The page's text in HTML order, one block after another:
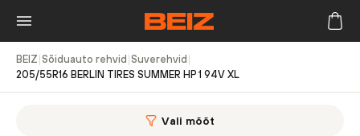
BEIZ Sõiduauto rehvid Suverehvid
205/55R16 BERLIN TIRES SUMMER HP 1 94V XL
Vali mõõt